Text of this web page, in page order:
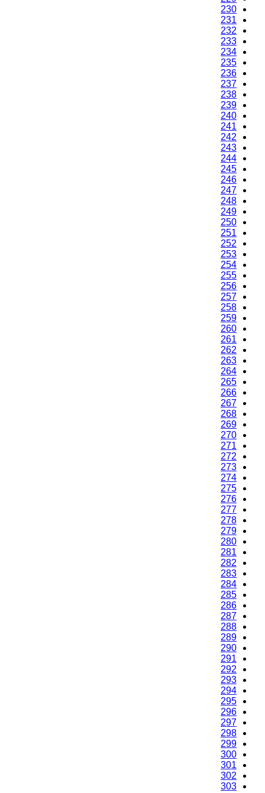
230
231
232
233
234
235
236
237
238
239
240
241
242
243
244
245
246
247
248
249
250
251
252
253
254
255
256
257
258
259
260
261
262
263
264
265
266
267
268
269
270
271
272
273
274
275
276
277
278
279
280
281
282
283
284
285
286
287
288
289
290
291
292
293
294
295
296
297
298
299
300
301
302
303